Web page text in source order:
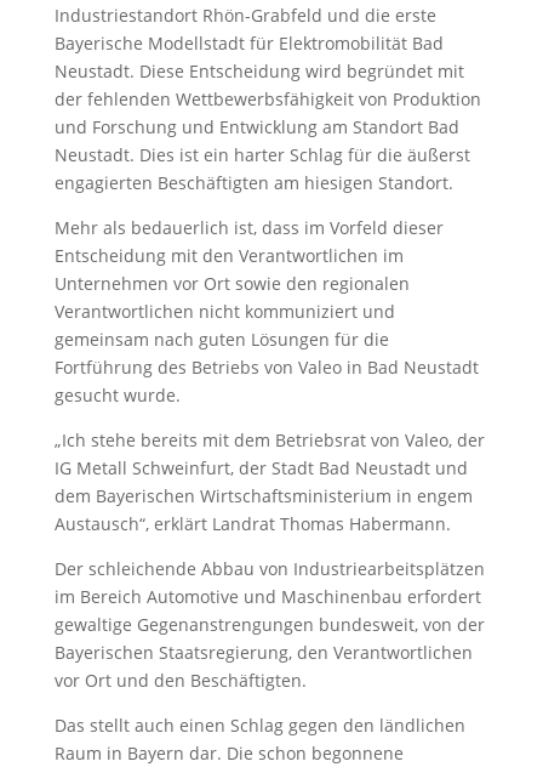
Industriestandort Rhön-Grabfeld und die erste
Bayerische Modellstadt für Elektromobilität Bad
Neustadt. Diese Entscheidung wird begründet mit
der fehlenden Wettbewerbsfähigkeit von Produktion
und Forschung und Entwicklung am Standort Bad
Neustadt. Dies ist ein harter Schlag für die äußerst
engagierten Beschäftigten am hiesigen Standort.
Mehr als bedauerlich ist, dass im Vorfeld dieser
Entscheidung mit den Verantwortlichen im
Unternehmen vor Ort sowie den regionalen
Verantwortlichen nicht kommuniziert und
gemeinsam nach guten Lösungen für die
Fortführung des Betriebs von Valeo in Bad Neustadt
gesucht wurde.
„Ich stehe bereits mit dem Betriebsrat von Valeo, der
IG Metall Schweinfurt, der Stadt Bad Neustadt und
dem Bayerischen Wirtschaftsministerium in engem
Austausch“, erklärt Landrat Thomas Habermann.
Der schleichende Abbau von Industriearbeitsplätzen
im Bereich Automotive und Maschinenbau erfordert
gewaltige Gegenanstrengungen bundesweit, von der
Bayerischen Staatsregierung, den Verantwortlichen
vor Ort und den Beschäftigten.
Das stellt auch einen Schlag gegen den ländlichen
Raum in Bayern dar. Die schon begonnene